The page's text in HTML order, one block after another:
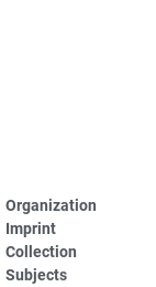
Organization
Imprint
Collection
Subjects